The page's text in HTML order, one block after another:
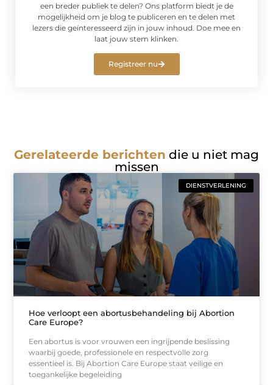
een breder publiek te delen? Ons platform biedt je de
mogelijkheid om je blog te publiceren en te delen met
lezers die geïnteresseerd zijn in jouw inhoud. Doe mee en
laat jouw stem klinken.
Registreer nu
Gerelateerde berichten die u niet mag
missen
DIENSTVERLENING
Hoe verloopt een abortusbehandeling bij Abortion
Care Europe?
Een abortus is voor vrouwen een ingrijpende beslissing
waarbij goede, professionele en respectvolle zorg
essentieel is. Bij Abortion Care Europe staat veilige en
toegankelijke begeleiding